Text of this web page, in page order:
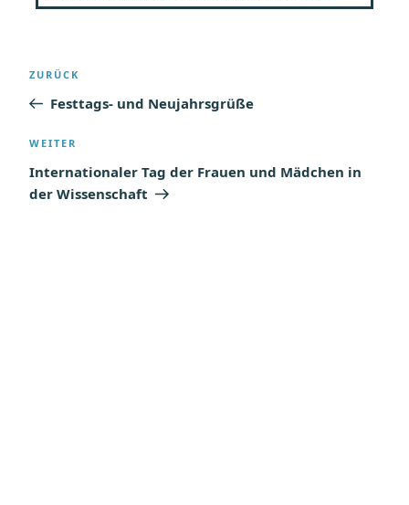
Beitragsnavigation
Vorheriger
Beitrag
ZURÜCK
Festtags- und Neujahrsgrüße
Nächster
Beitrag
WEITER
Internationaler Tag der Frauen und Mädchen in
der Wissenschaft